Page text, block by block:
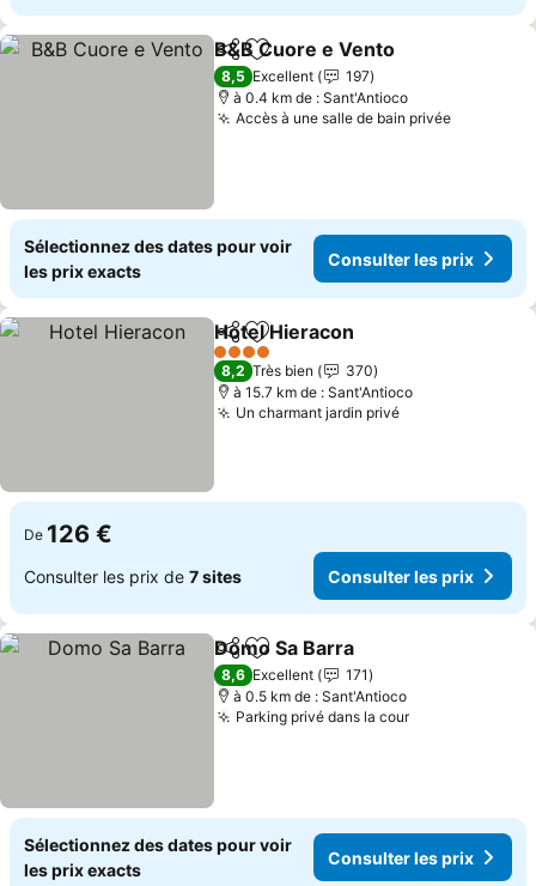
PartagerAjouter à mes favoris
B&B Cuore e Vento
8,5 Excellent
197
à 0.4 km de : Sant'Antioco
Accès à une salle de bain privée
Sélectionnez des dates pour voir
les prix exacts
Consulter les prix
PartagerAjouter à mes favoris
Hotel Hieracon
4 Étoiles
8,2 Très bien
370
à 15.7 km de : Sant'Antioco
Un charmant jardin privéConsulter les
De 126 €
Consulter les prix de 7 sites Consulter les prix
PartagerAjouter à mes favoris
Domo Sa Barra
8,6 Excellent
171
à 0.5 km de : Sant'Antioco
Parking privé dans la courConsulter les
Sélectionnez des dates pour voir
les prix exacts
Consulter les prix